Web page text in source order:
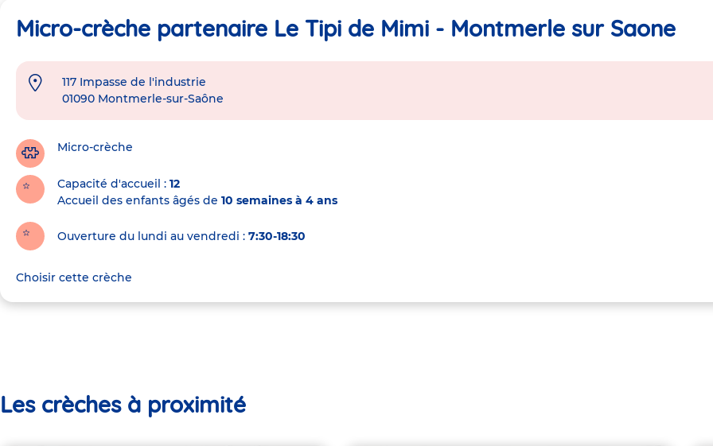
Micro-crèche partenaire Le Tipi de Mimi - Montmerle sur Saone
Adresse
crèche
117 Impasse de l'industrie
01090 Montmerle-sur-Saône
Micro-crèche
Capacité d'accueil
12
Accueil des enfants âgés de 10 semaines à 4 ans
Ouverture du lundi au vendredi : 7:30-18:30
Choisir cette crèche
Les crèches à proximité